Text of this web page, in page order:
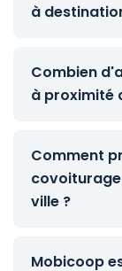
à
Combien
à proximité
Comment
ville ?
Mobicoop